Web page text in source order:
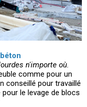
n'importe où.
comme pour un
conseillé pour travaillé
le levage de blocs